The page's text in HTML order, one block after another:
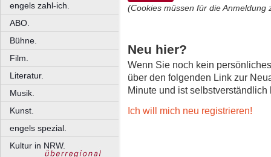
engels zahl-ich.
ABO.
Bühne.
Film.
Literatur.
Musik.
Kunst.
engels spezial.
Kultur in NRW.
(Cookies müssen für die Anmeldung
Neu hier?
Wenn Sie noch kein
über den folgenden Link zur
Minute und ist selbstverständlich
Ich will mich neu registrieren!